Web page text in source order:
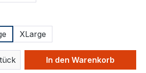
XLarge
Gib den
In den Warenkorb